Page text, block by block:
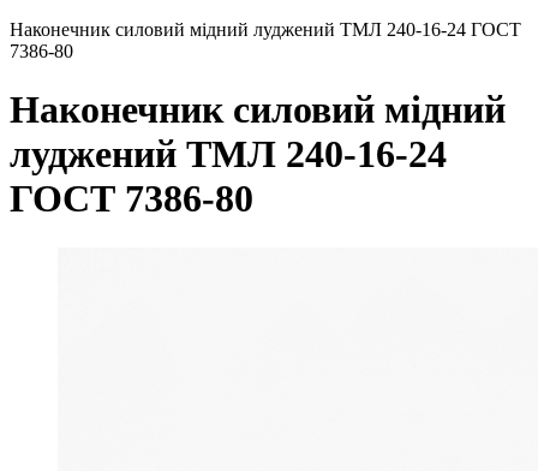
Наконечник силовий мідний луджений ТМЛ 240-16-24 ГОСТ
7386-80
Наконечник силовий мідний
луджений ТМЛ 240-16-24
ГОСТ 7386-80